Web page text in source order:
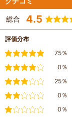
総合 4.5
評価分布
満足75％
やや満足
0％
普通25％
やや不満
0％
不満0％